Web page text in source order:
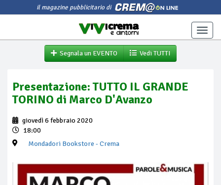
il magazine pubblicitario di
Toggle
Segnala un EVENTO
Vedi TUTTI
Presentazione: TUTTO IL GRANDE
TORINO di Marco D'Avanzo
giovedì 6 febbraio 2020
18:00
Mondadori Bookstore - Crema